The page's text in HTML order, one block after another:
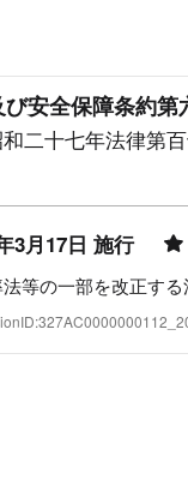
安全保障条約
二十七年法律第百
3月17日 施行
等の一部を改正する